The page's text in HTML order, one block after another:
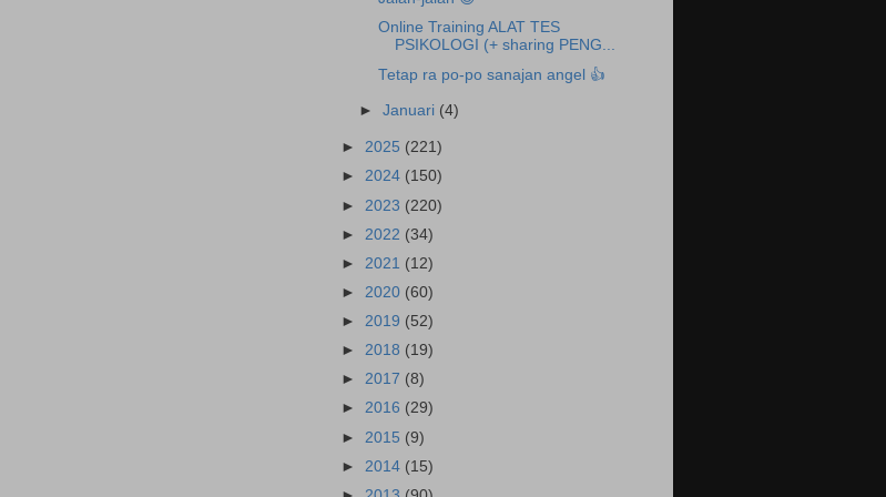
Online Training ALAT TES
PSIKOLOGI (+ sharing PENG...
Tetap ra po-po sanajan angel 👍
►Januari (4)
► 2025 (221)
► 2024 (150)
► 2023 (220)
► 2022 (34)
► 2021 (12)
► 2020 (60)
► 2019 (52)
► 2018 (19)
► 2017 (8)
► 2016 (29)
► 2015 (9)
► 2014 (15)